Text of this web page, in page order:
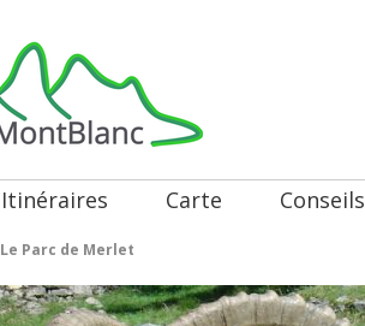
Itinéraires Carte Conseils
Le Parc de Merlet